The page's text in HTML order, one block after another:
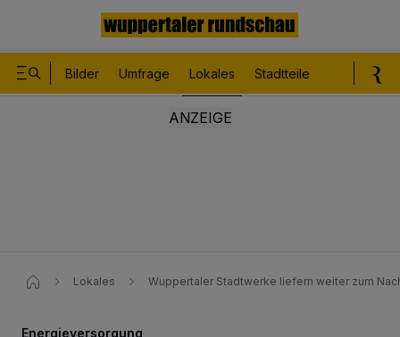
Bilder Umfrage Lokales Stadtteile
Lokales Wuppertaler Stadtwerke liefern weiter zum
Energieversorgung